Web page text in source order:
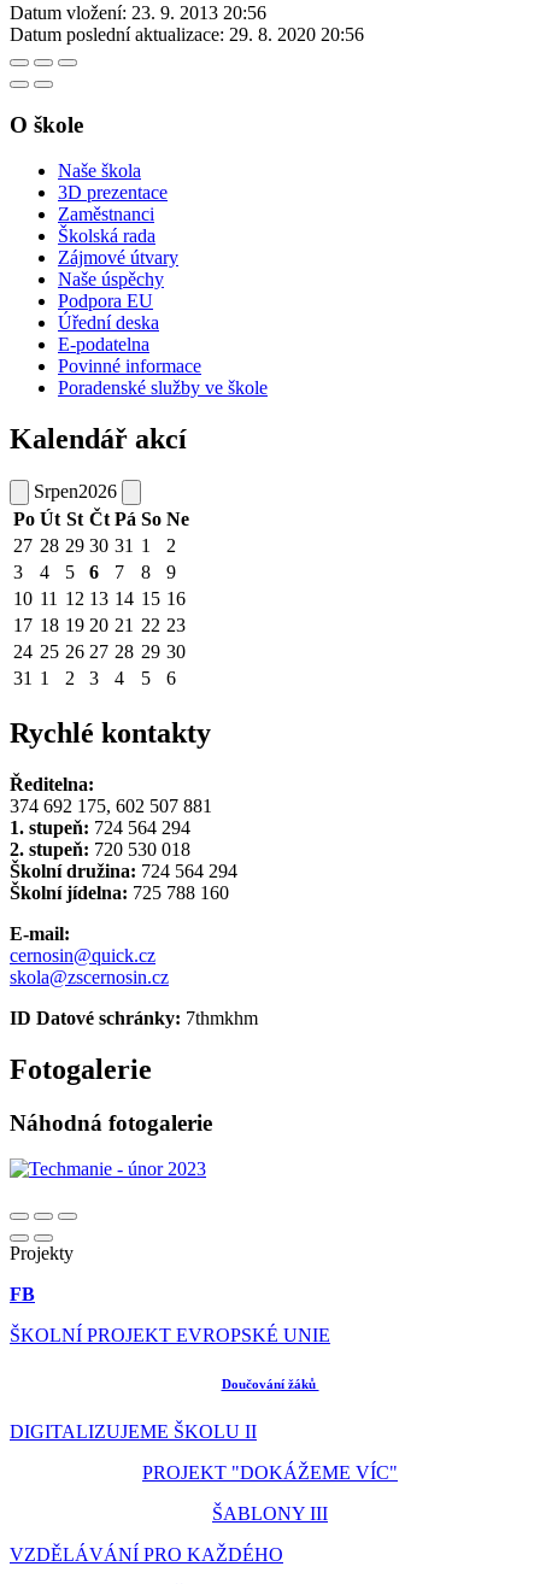
Datum vložení: 23. 9. 2013 20:56
Datum poslední aktualizace: 29. 8. 2020 20:56
O škole
Naše škola
3D prezentace
Zaměstnanci
Školská rada
Zájmové útvary
Naše úspěchy
Podpora EU
Úřední deska
E-podatelna
Povinné informace
Poradenské služby ve škole
Kalendář akcí
Srpen2026
Po Út St Čt Pá So Ne
27 28 29 30 31 1
2
3
4 5 6 7 8
9
10 11 12 13 14 15 16
17 18 19 20 21 22 23
24 25 26 27 28 29 30
31 1 2 3 4 5 6
Rychlé kontakty
Ředitelna:
374 692 175, 602 507 881
1. stupeň: 724 564 294
2. stupeň: 720 530 018
Školní družina: 724 564 294
Školní jídelna: 725 788 160
E-mail:
cernosin@quick.cz
skola@zscernosin.cz
ID Datové schránky: 7thmkhm
Fotogalerie
Náhodná fotogalerie
Projekty
FB
ŠKOLNÍ PROJEKT EVROPSKÉ UNIE
Doučování žáků
DIGITALIZUJEME ŠKOLU II
PROJEKT "DOKÁŽEME VÍC"
ŠABLONY III
VZDĚLÁVÁNÍ PRO KAŽDÉHO